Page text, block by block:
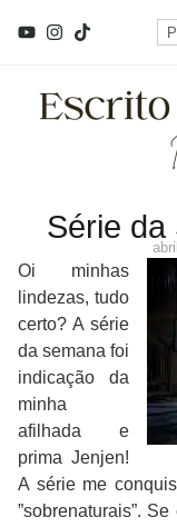
Série da
Oi minhas
lindezas, tudo
certo? A série
da semana foi
indicação da
minha
afilhada e
prima Jenjen!
A série me
”sobrenaturais”.